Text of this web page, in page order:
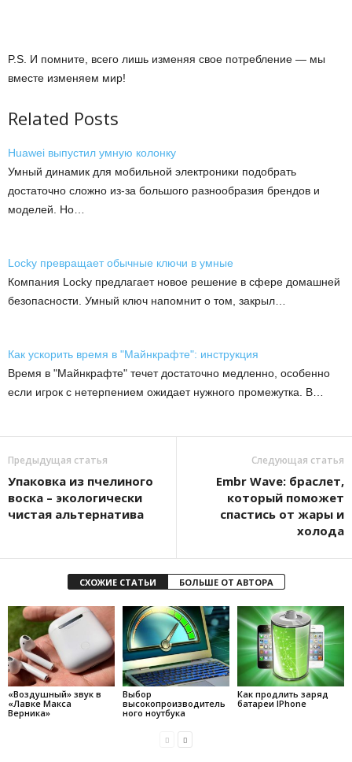
P.S. И помните, всего лишь изменяя свое потребление — мы
вместе изменяем мир!
Related Posts
Huawei выпустил умную колонку
Умный динамик для мобильной электроники подобрать
достаточно сложно из-за большого разнообразия брендов и
моделей. Но…
Locky превращает обычные ключи в умные
Компания Locky предлагает новое решение в сфере домашней
безопасности. Умный ключ напомнит о том, закрыл…
Как ускорить время в "Майнкрафте": инструкция
Время в "Майнкрафте" течет достаточно медленно, особенно
если игрок с нетерпением ожидает нужного промежутка. В…
Предыдущая статья
Упаковка из пчелиного
воска – экологически
чистая альтернатива
Следующая статья
Embr Wave: браслет,
который поможет
спастись от жары и
холода
СХОЖИЕ СТАТЬИ БОЛЬШЕ ОТ АВТОРА
«Воздушный» звук в
«Лавке Макса
Верника»
Выбор
высокопроизводитель
ного ноутбука
Как продлить заряд
батареи IPhone